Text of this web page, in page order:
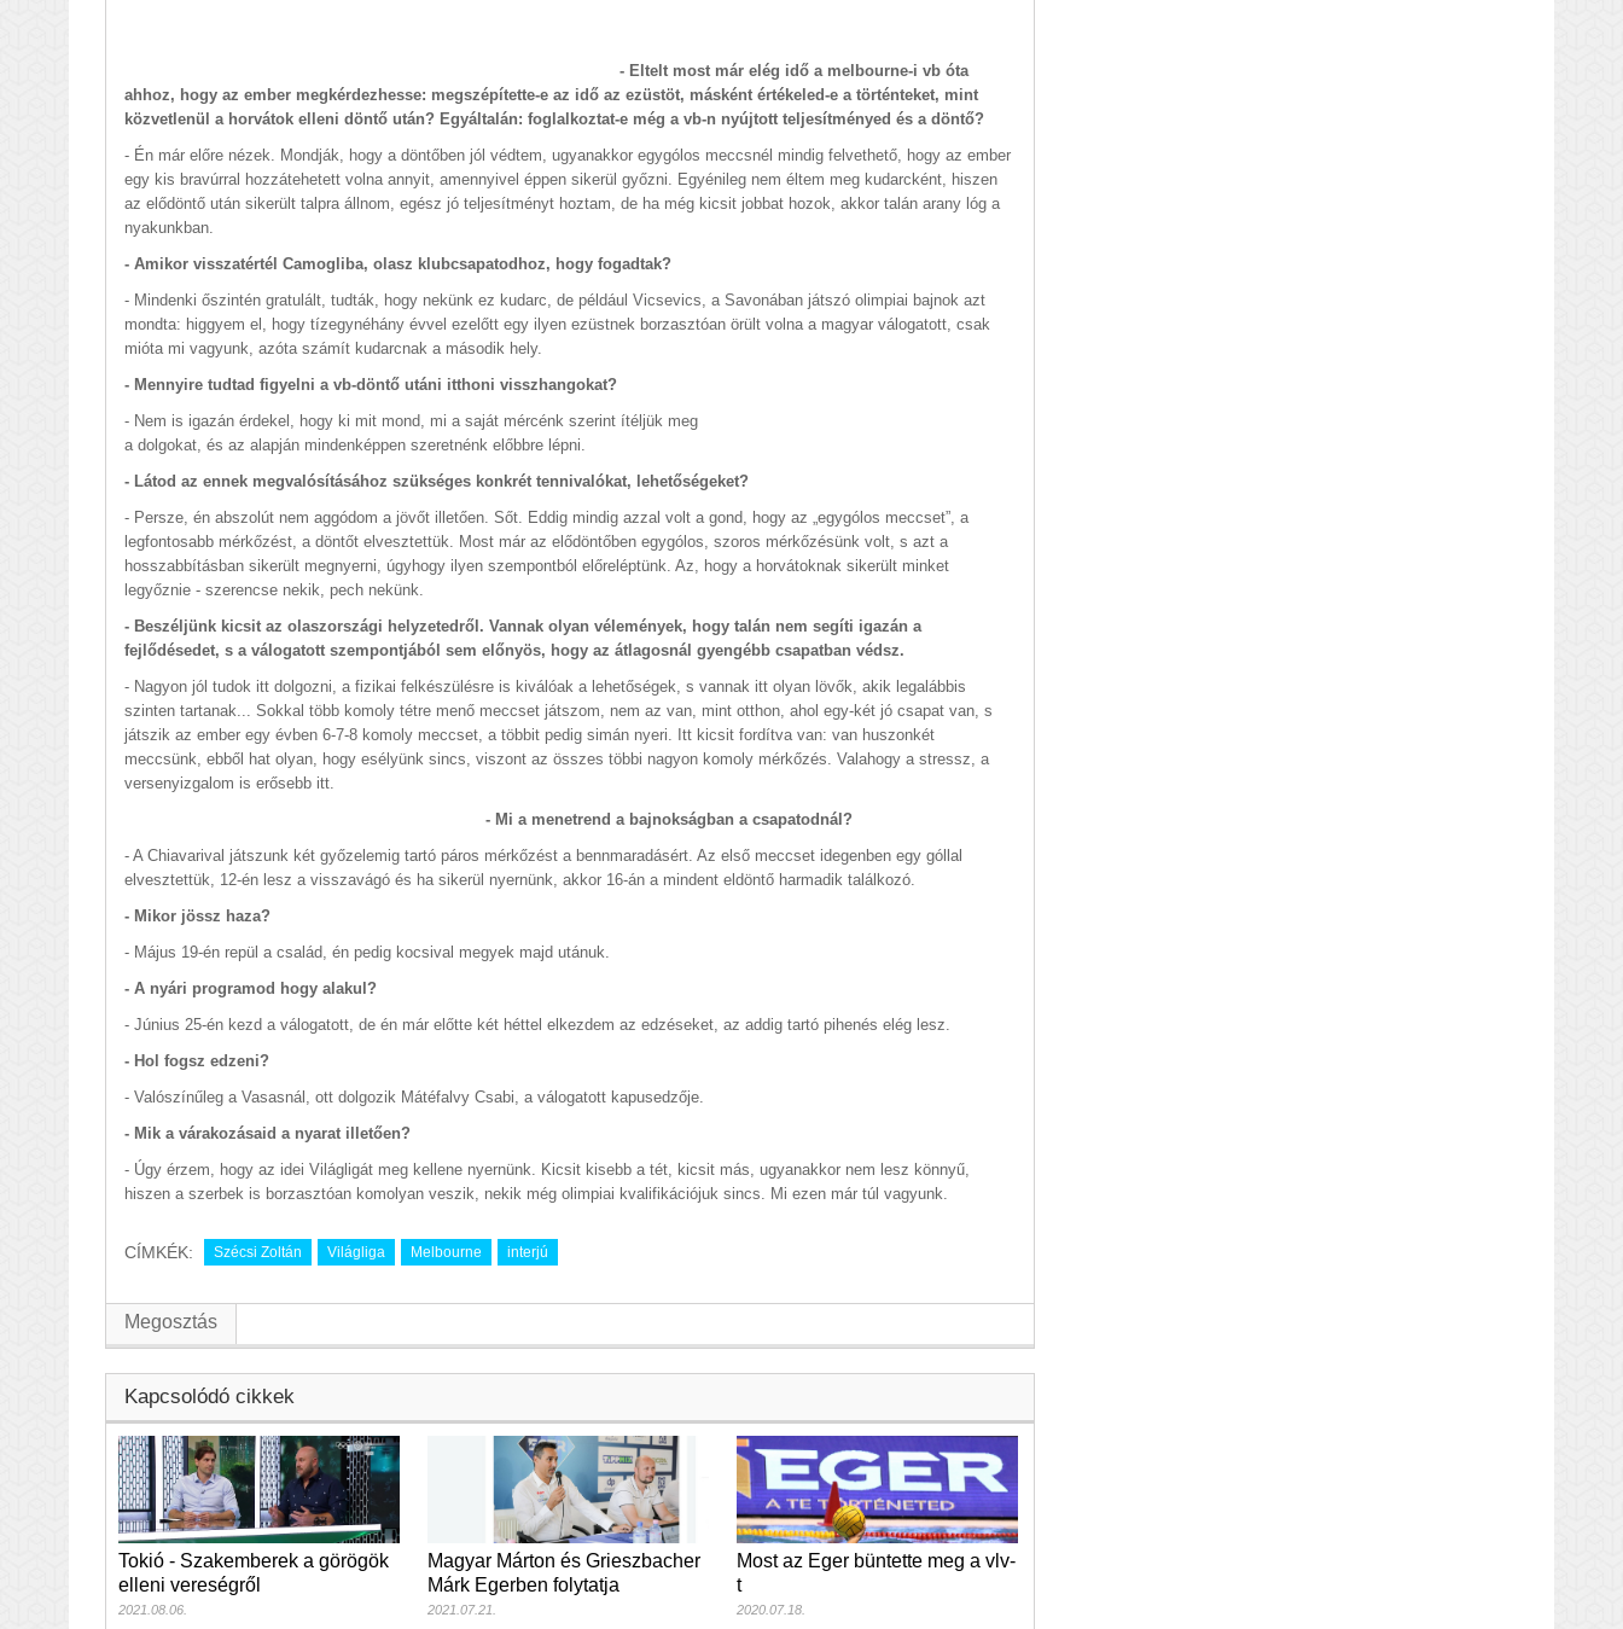
- Eltelt most már elég idő a melbourne-i vb óta
ahhoz, hogy az ember megkérdezhesse: megszépítette-e az idő az ezüstöt, másként értékeled-e a történteket, mint
közvetlenül a horvátok elleni döntő után? Egyáltalán: foglalkoztat-e még a vb-n nyújtott teljesítményed és a döntő?
- Én már előre nézek. Mondják, hogy a döntőben jól védtem, ugyanakkor egygólos meccsnél mindig felvethető, hogy az ember
egy kis bravúrral hozzátehetett volna annyit, amennyivel éppen sikerül győzni. Egyénileg nem éltem meg kudarcként, hiszen
az elődöntő után sikerült talpra állnom, egész jó teljesítményt hoztam, de ha még kicsit jobbat hozok, akkor talán arany lóg a
nyakunkban.
- Amikor visszatértél Camogliba, olasz klubcsapatodhoz, hogy fogadtak?
- Mindenki őszintén gratulált, tudták, hogy nekünk ez kudarc, de például Vicsevics, a Savonában játszó olimpiai bajnok azt
mondta: higgyem el, hogy tízegynéhány évvel ezelőtt egy ilyen ezüstnek borzasztóan örült volna a magyar válogatott, csak
mióta mi vagyunk, azóta számít kudarcnak a második hely.
- Mennyire tudtad figyelni a vb-döntő utáni itthoni visszhangokat?
- Nem is igazán érdekel, hogy ki mit mond, mi a saját mércénk szerint ítéljük meg
a dolgokat, és az alapján mindenképpen szeretnénk előbbre lépni.
- Látod az ennek megvalósításához szükséges konkrét tennivalókat, lehetőségeket?
- Persze, én abszolút nem aggódom a jövőt illetően. Sőt. Eddig mindig azzal volt a gond, hogy az „egygólos meccset”, a
legfontosabb mérkőzést, a döntőt elvesztettük. Most már az elődöntőben egygólos, szoros mérkőzésünk volt, s azt a
hosszabbításban sikerült megnyerni, úgyhogy ilyen szempontból előreléptünk. Az, hogy a horvátoknak sikerült minket
legyőznie - szerencse nekik, pech nekünk.
- Beszéljünk kicsit az olaszországi helyzetedről. Vannak olyan vélemények, hogy talán nem segíti igazán a
fejlődésedet, s a válogatott szempontjából sem előnyös, hogy az átlagosnál gyengébb csapatban védsz.
- Nagyon jól tudok itt dolgozni, a fizikai felkészülésre is kiválóak a lehetőségek, s vannak itt olyan lövők, akik legalábbis
szinten tartanak... Sokkal több komoly tétre menő meccset játszom, nem az van, mint otthon, ahol egy-két jó csapat van, s
játszik az ember egy évben 6-7-8 komoly meccset, a többit pedig simán nyeri. Itt kicsit fordítva van: van huszonkét
meccsünk, ebből hat olyan, hogy esélyünk sincs, viszont az összes többi nagyon komoly mérkőzés. Valahogy a stressz, a
versenyizgalom is erősebb itt.
- Mi a menetrend a bajnokságban a csapatodnál?
- A Chiavarival játszunk két győzelemig tartó páros mérkőzést a bennmaradásért. Az első meccset idegenben egy góllal
elvesztettük, 12-én lesz a visszavágó és ha sikerül nyernünk, akkor 16-án a mindent eldöntő harmadik találkozó.
- Mikor jössz haza?
- Május 19-én repül a család, én pedig kocsival megyek majd utánuk.
- A nyári programod hogy alakul?
- Június 25-én kezd a válogatott, de én már előtte két héttel elkezdem az edzéseket, az addig tartó pihenés elég lesz.
- Hol fogsz edzeni?
- Valószínűleg a Vasasnál, ott dolgozik Mátéfalvy Csabi, a válogatott kapusedzője.
- Mik a várakozásaid a nyarat illetően?
- Úgy érzem, hogy az idei Világligát meg kellene nyernünk. Kicsit kisebb a tét, kicsit más, ugyanakkor nem lesz könnyű,
hiszen a szerbek is borzasztóan komolyan veszik, nekik még olimpiai kvalifikációjuk sincs. Mi ezen már túl vagyunk.
CÍMKÉK: Szécsi Zoltán Világliga Melbourne interjú
Megosztás
Kapcsolódó cikkek
Tokió - Szakemberek a görögök
elleni vereségről
2021.08.06.
Magyar Márton és Grieszbacher
Márk Egerben folytatja
2021.07.21.
Most az Eger büntette meg a vlv-
t
2020.07.18.